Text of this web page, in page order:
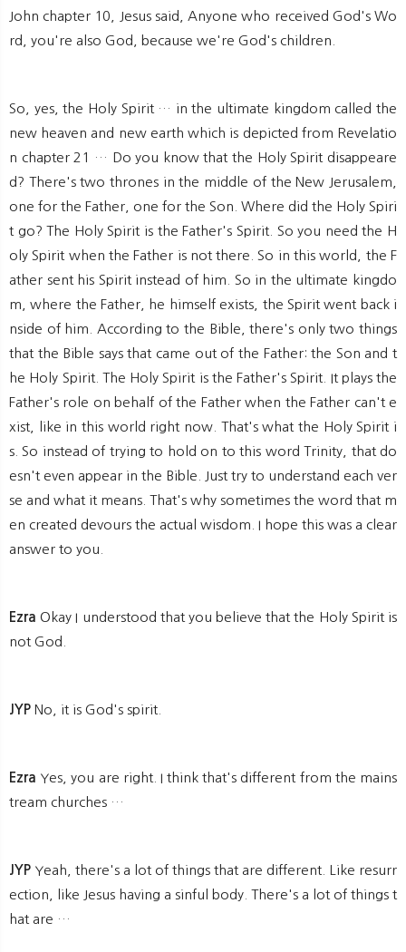
John chapter 10, Jesus said, Anyone who received God's Wo
rd, you're also God, because we're God's children.
So, yes, the Holy Spirit … in the ultimate kingdom called the
new heaven and new earth which is depicted from Revelatio
n chapter 21 … Do you know that the Holy Spirit disappeare
d? There's two thrones in the middle of the New Jerusalem,
one for the Father, one for the Son. Where did the Holy Spiri
t go? The Holy Spirit is the Father's Spirit. So you need the H
oly Spirit when the Father is not there. So in this world, the F
ather sent his Spirit instead of him. So in the ultimate kingdo
m, where the Father, he himself exists, the Spirit went back i
nside of him. According to the Bible, there's only two things
that the Bible says that came out of the Father: the Son and t
he Holy Spirit. The Holy Spirit is the Father's Spirit. It plays the
Father's role on behalf of the Father when the Father can't e
xist, like in this world right now. That's what the Holy Spirit i
s. So instead of trying to hold on to this word Trinity, that do
esn't even appear in the Bible. Just try to understand each ver
se and what it means. That's why sometimes the word that m
en created devours the actual wisdom. I hope this was a clear
answer to you.
Ezra Okay I understood that you believe that the Holy Spirit is
not God.
JYP No, it is God's spirit.
Ezra Yes, you are right. I think that's different from the mains
tream churches …
JYP Yeah, there's a lot of things that are different. Like resurr
ection, like Jesus having a sinful body. There's a lot of things t
hat are …